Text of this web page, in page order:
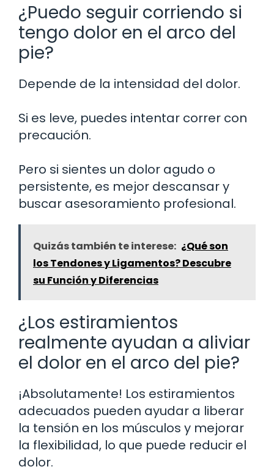
¿Puedo seguir corriendo si
tengo dolor en el arco del
pie?
Depende de la intensidad del dolor.
Si es leve, puedes intentar correr con
precaución.
Pero si sientes un dolor agudo o
persistente, es mejor descansar y
buscar asesoramiento profesional.
Quizás también te interese: ¿Qué son
los Tendones y Ligamentos? Descubre
su Función y Diferencias
¿Los estiramientos
realmente ayudan a aliviar
el dolor en el arco del pie?
¡Absolutamente! Los estiramientos
adecuados pueden ayudar a liberar
la tensión en los músculos y mejorar
la flexibilidad, lo que puede reducir el
dolor.